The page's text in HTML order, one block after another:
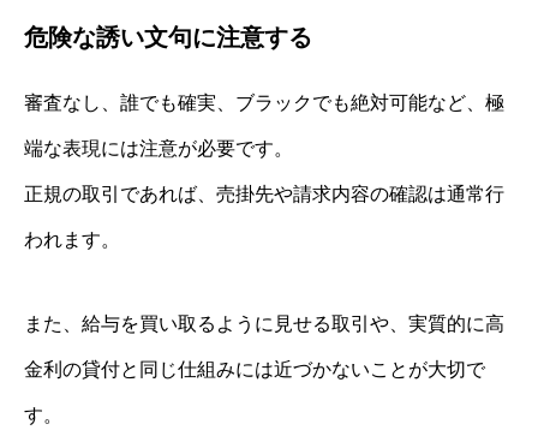
危険な誘い文句に注意する
審査なし、誰でも確実、ブラックでも絶対可能など、極
端な表現には注意が必要です。
正規の取引であれば、売掛先や請求内容の確認は通常行
われます。
また、給与を買い取るように見せる取引や、実質的に高
金利の貸付と同じ仕組みには近づかないことが大切で
す。